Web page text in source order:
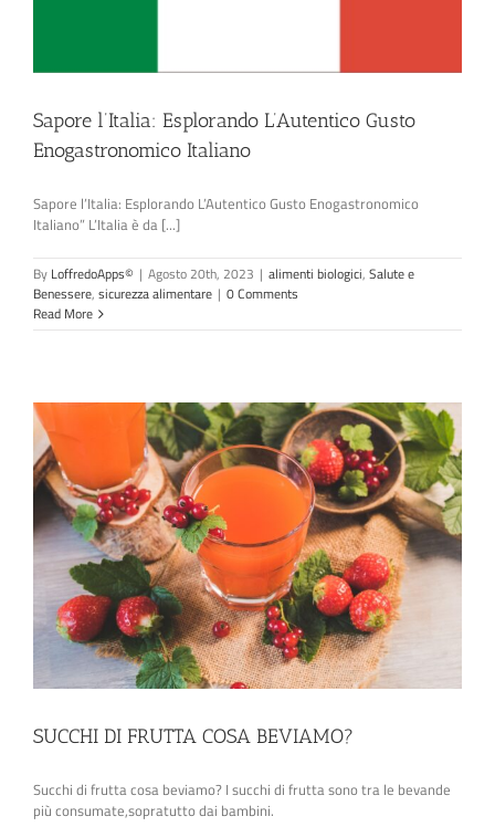
Sapore l’Italia: Esplorando L’Autentico Gusto
Enogastronomico Italiano
Sapore l’Italia: Esplorando L’Autentico Gusto Enogastronomico
Italiano” L’Italia è da [...]
By LoffredoApps© | Agosto 20th, 2023 | alimenti biologici, Salute e
Benessere, sicurezza alimentare | 0 Comments
Read More
SUCCHI DI FRUTTA COSA BEVIAMO?
Succhi di frutta cosa beviamo? I succhi di frutta sono tra le bevande
più consumate,sopratutto dai bambini.